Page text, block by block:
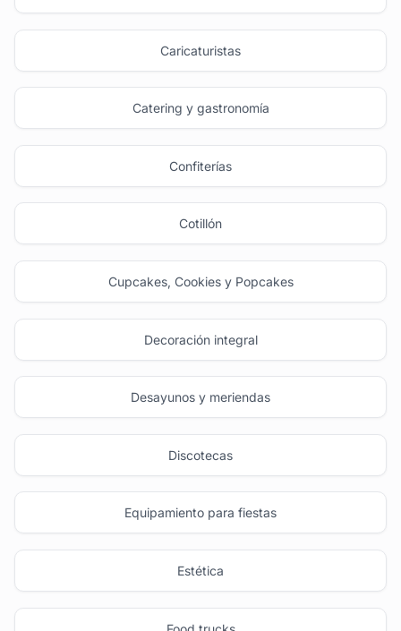
Caricaturistas
Catering y gastronomía
Confiterías
Cotillón
Cupcakes, Cookies y Popcakes
Decoración integral
Desayunos y meriendas
Discotecas
Equipamiento para fiestas
Estética